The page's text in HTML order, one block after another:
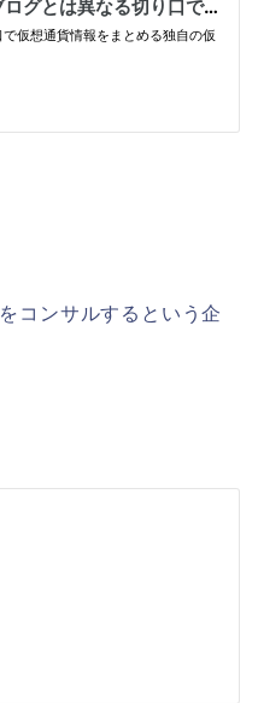
コンサルするという企